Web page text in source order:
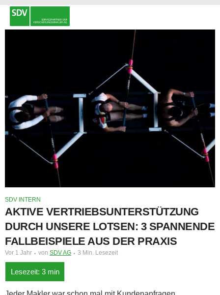
SDV INTERN
AKTIVE VERTRIEBSUNTERSTÜTZUNG
DURCH UNSERE LOTSEN: 3 SPANNENDE
FALLBEISPIELE AUS DER PRAXIS
Vor 1 Jahr von SDV AG 3 Min. Lesezeit